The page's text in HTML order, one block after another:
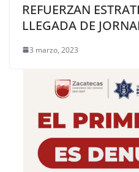
REFUERZAN
LLEGADA DE
3 marzo, 2023